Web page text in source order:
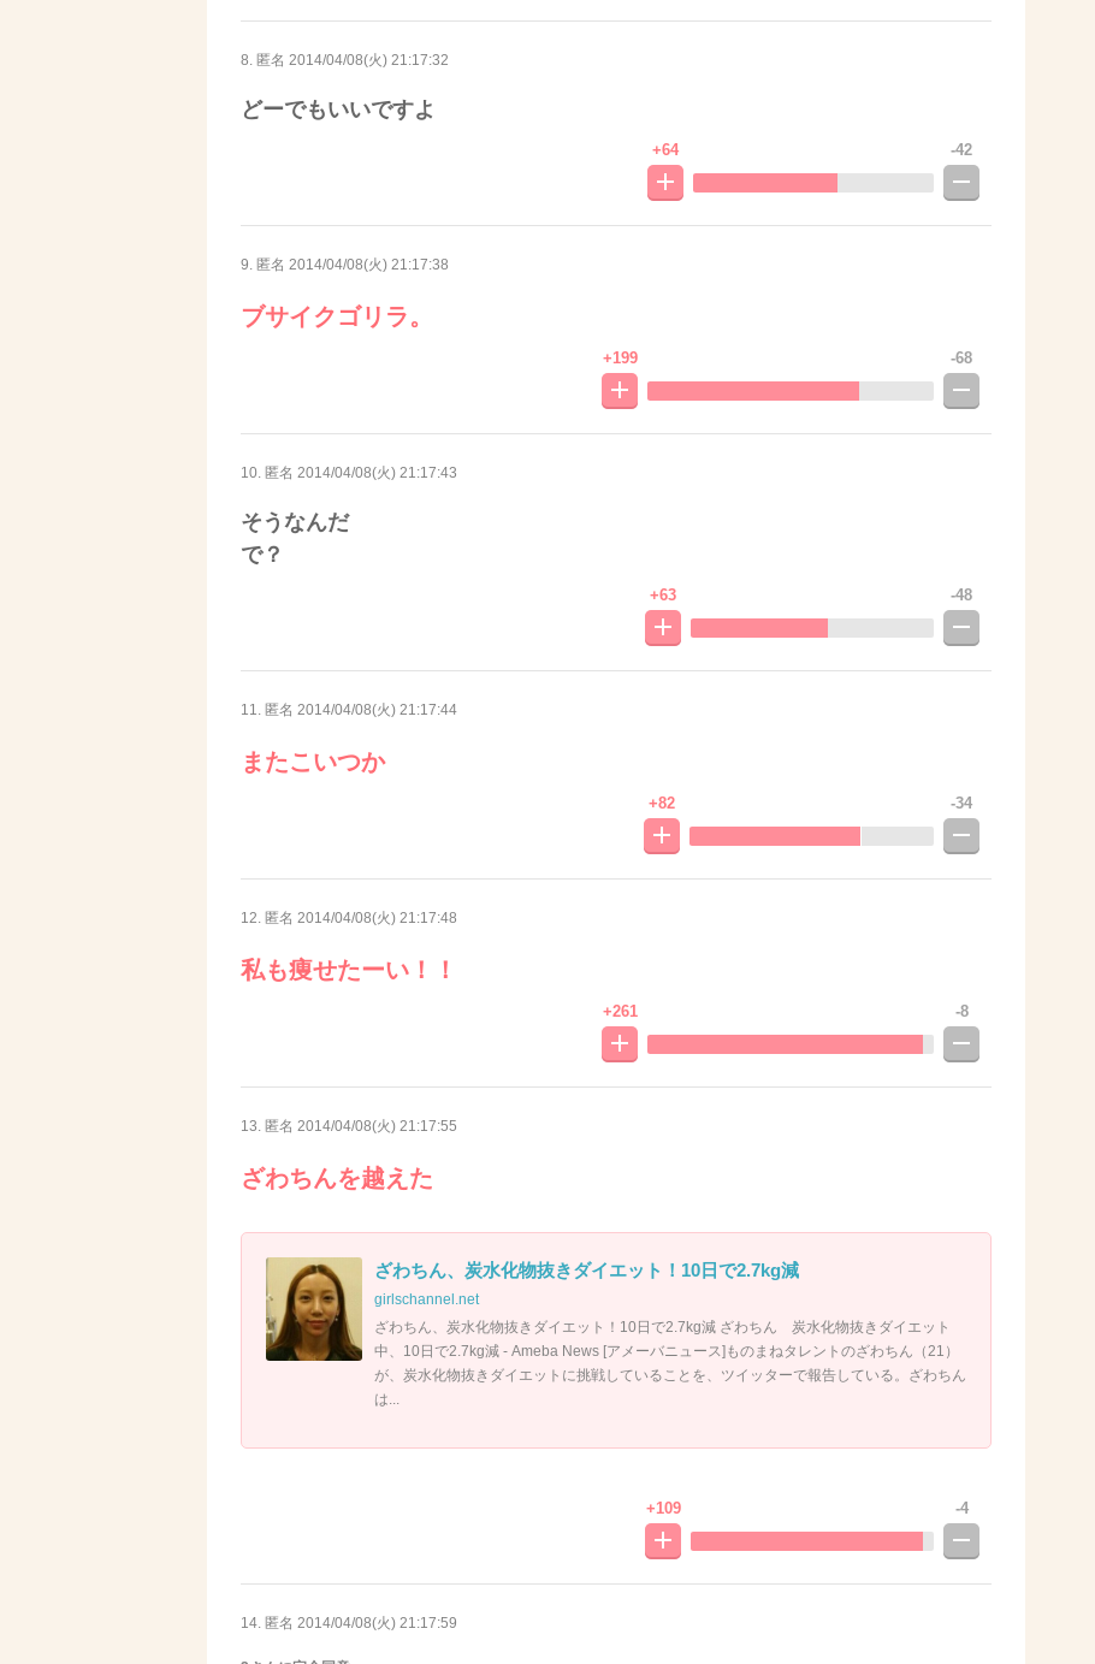
8. 匿名 2014/04/08(火) 21:17:32
どーでもいいですよ
+64 -42
9. 匿名 2014/04/08(火) 21:17:38
ブサイクゴリラ。
+199 -68
10. 匿名 2014/04/08(火) 21:17:43
そうなんだ
で？
+63 -48
11. 匿名 2014/04/08(火) 21:17:44
またこいつか
+82 -34
12. 匿名 2014/04/08(火) 21:17:48
私も痩せたーい！！
+261 -8
13. 匿名 2014/04/08(火) 21:17:55
ざわちんを越えた
ざわちん、炭水化物抜きダイエット！10日で2.7kg減
girlschannel.net
ざわちん、炭水化物抜きダイエット！10日で2.7kg減 ざわちん 炭水化物抜きダイエット
中、10日で2.7kg減 - Ameba News [アメーバニュース]ものまねタレントのざわちん（21）
が、炭水化物抜きダイエットに挑戦していることを、ツイッターで報告している。ざわちん
は...
+109 -4
14. 匿名 2014/04/08(火) 21:17:59